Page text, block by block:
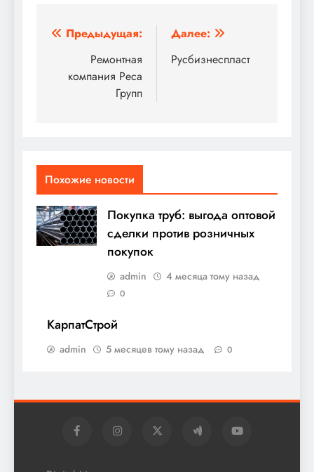
Навигация
записям
Предыдущая:
Ремонтная
компания Реса
Групп
Далее:
Русбизнеспласт
Похожие новости
Покупка труб: выгода оптовой
сделки против розничных
покупок
admin 4 месяца тому назад
0
КарпатСтрой
admin 5 месяцев тому назад 0